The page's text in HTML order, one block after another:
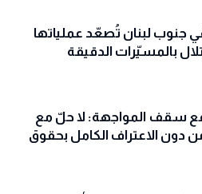
جنوب لبنان تُصعّد عملياتها
بالمسيّرات الدقيقة
سقف المواجهة: لا حلّ مع
دون الاعتراف الكامل بحقوق